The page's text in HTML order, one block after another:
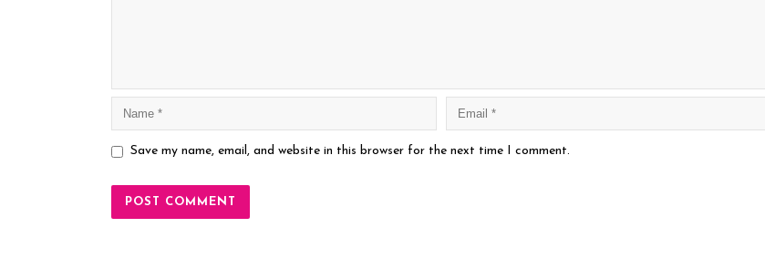
Save my name, email, and website in this browser for the next time I comment.